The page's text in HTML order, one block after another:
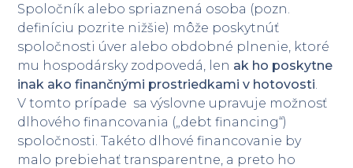
Spoločník alebo spriaznená osoba (pozn.
definíciu pozrite nižšie) môže poskytnúť
spoločnosti úver alebo obdobné plnenie, ktoré
mu hospodársky zodpovedá, len ak ho poskytne
inak ako finančnými prostriedkami v hotovosti.
V tomto prípade sa výslovne upravuje možnosť
dlhového financovania („debt financing“)
spoločnosti. Takéto dlhové financovanie by
malo prebiehať transparentne, a preto ho